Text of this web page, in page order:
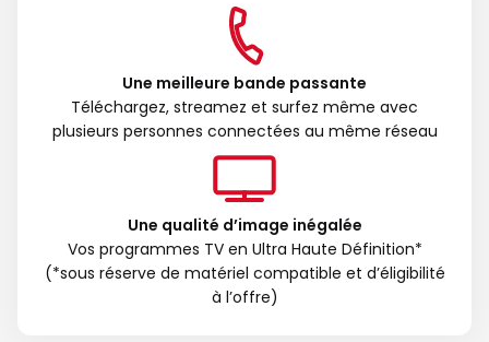
Une meilleure bande passante
Téléchargez, streamez et surfez même avec
plusieurs personnes connectées au même réseau
Une qualité d’image inégalée
Vos programmes TV en Ultra Haute Définition*
(*sous réserve de matériel compatible et d’éligibilité
à l’offre)